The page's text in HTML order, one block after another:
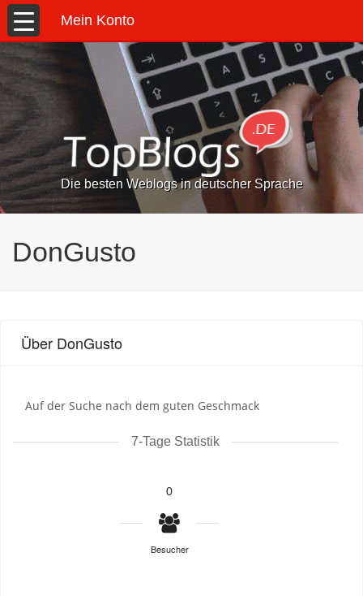
Mein Konto
Die besten Weblogs in deutscher Sprache
DonGusto
Über DonGusto
Auf der Suche nach dem guten Geschmack
7-Tage Statistik
0
Besucher